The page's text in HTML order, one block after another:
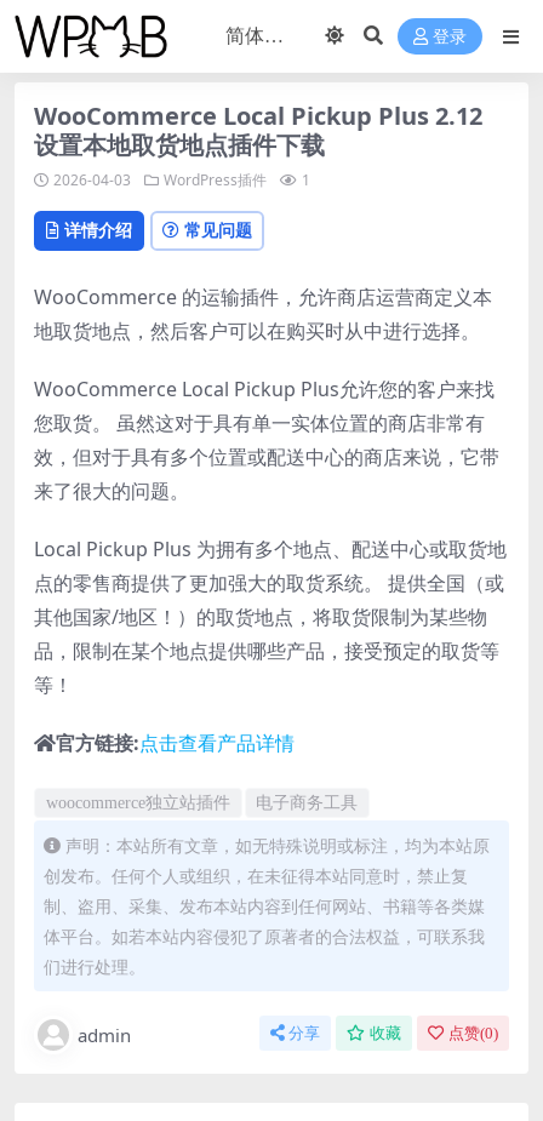
登录
WooCommerce Local Pickup Plus 2.12
设置本地取货地点插件下载
2026-04-03 WordPress插件 1
详情介绍 常见问题
WooCommerce 的运输插件，允许商店运营商定义本
地取货地点，然后客户可以在购买时从中进行选择。
WooCommerce Local Pickup Plus允许您的客户来找
您取货。 虽然这对于具有单一实体位置的商店非常有
效，但对于具有多个位置或配送中心的商店来说，它带
来了很大的问题。
Local Pickup Plus 为拥有多个地点、配送中心或取货地
点的零售商提供了更加强大的取货系统。 提供全国（或
其他国家/地区！）的取货地点，将取货限制为某些物
品，限制在某个地点提供哪些产品，接受预定的取货等
等！
官方链接:点击查看产品详情
woocommerce独立站插件 电子商务工具
声明：本站所有文章，如无特殊说明或标注，均为本站原
创发布。任何个人或组织，在未征得本站同意时，禁止复
制、盗用、采集、发布本站内容到任何网站、书籍等各类媒
体平台。如若本站内容侵犯了原著者的合法权益，可联系我
们进行处理。
admin 分享 收藏 点赞(0)